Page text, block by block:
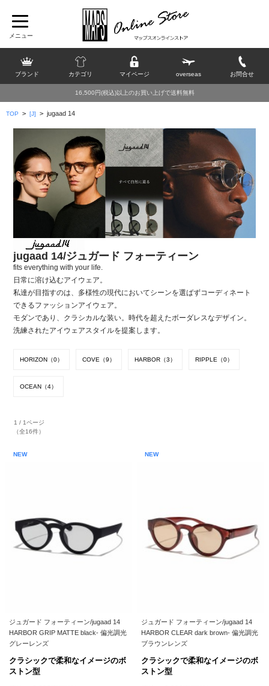
ブランド カテゴリ マイページ overseas お問合せ
16,500円(税込)以上のお買い上げで送料無料
TOP > [J] > jugaad 14
jugaad 14/ジュガード フォーティーン
fits everything with your life.
日常に溶け込むアイウェア。
私達が目指すのは、多様性の現代においてシーンを選ばずコーディネート
できるファッションアイウェア。
モダンであり、クラシカルな装い。時代を超えたボーダレスなデザイン。
洗練されたアイウェアスタイルを提案します。
HORIZON（0） COVE（9） HARBOR（3） RIPPLE（0）
OCEAN（4）
1 / 1ページ
（全16件）
NEW
ジュガード フォーティーン/jugaad 14
HARBOR GRIP MATTE black- 偏光調光
グレーレンズ
クラシックで柔和なイメージのボ
ストン型
NEW
ジュガード フォーティーン/jugaad 14
HARBOR CLEAR dark brown- 偏光調光
ブラウンレンズ
クラシックで柔和なイメージのボ
ストン型